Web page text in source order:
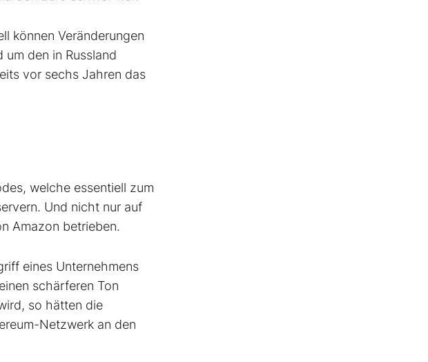
können Veränderungen
den in Russland
vor sechs Jahren das
welche essentiell zum
Und nicht nur auf
Amazon betrieben.
eines Unternehmens
schärferen Ton
so hätten die
Netzwerk an den